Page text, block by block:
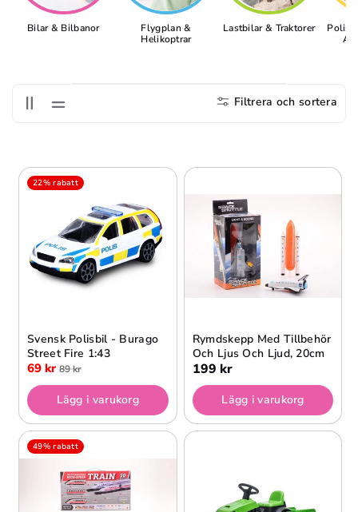
Bilar & Bilbanor
Flygplan &
Helikoptrar
Lastbilar & Traktorer
Filtrera och sortera
22% rabatt
Svensk Polisbil - Burago
Street Fire 1:43
69 kr 89 kr
Lägg i varukorg
Rymdskepp Med Tillbehör
Och Ljus Och Ljud, 20cm
199 kr
Lägg i varukorg
49% rabatt